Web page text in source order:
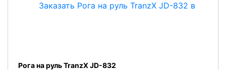
Рога на руль TranzX JD-832